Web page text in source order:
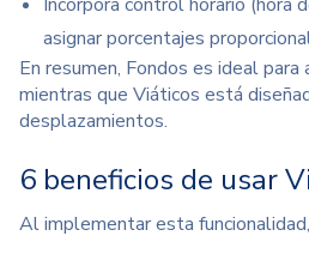
asignar porcentajes
En resumen, Fondos es ideal
mientras que Viáticos está
desplazamientos.
6 beneficios de usar
Al implementar esta